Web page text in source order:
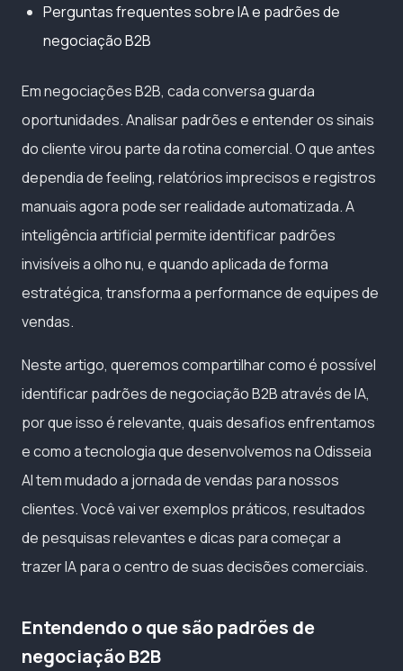
Perguntas frequentes sobre IA e padrões de
negociação B2B
Em negociações B2B, cada conversa guarda
oportunidades. Analisar padrões e entender os sinais
do cliente virou parte da rotina comercial. O que antes
dependia de feeling, relatórios imprecisos e registros
manuais agora pode ser realidade automatizada. A
inteligência artificial permite identificar padrões
invisíveis a olho nu, e quando aplicada de forma
estratégica, transforma a performance de equipes de
vendas.
Neste artigo, queremos compartilhar como é possível
identificar padrões de negociação B2B através de IA,
por que isso é relevante, quais desafios enfrentamos
e como a tecnologia que desenvolvemos na Odisseia
AI tem mudado a jornada de vendas para nossos
clientes. Você vai ver exemplos práticos, resultados
de pesquisas relevantes e dicas para começar a
trazer IA para o centro de suas decisões comerciais.
Entendendo o que são padrões de
negociação B2B